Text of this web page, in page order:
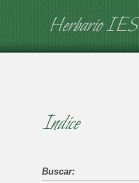
Herbario IES
Indice
Buscar: